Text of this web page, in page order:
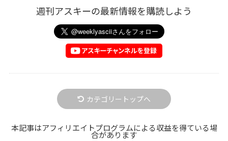
週刊アスキーの最新情報を購読しよう
カテゴリートップへ
本記事はアフィリエイトプログラムによる収益を得ている場
合があります